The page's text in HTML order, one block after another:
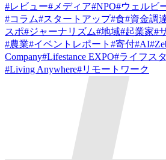
#レビュー# メディア#NPO#ウェルビ
#コラム#スタートアップ#食#資金調
スポ#ジャーナリズム#地域#起業家#
#農業#イベントレポート #寄付#AI#
Company#Lifestance EXPO#ライフス
#Living Anywhere#リモートワーク